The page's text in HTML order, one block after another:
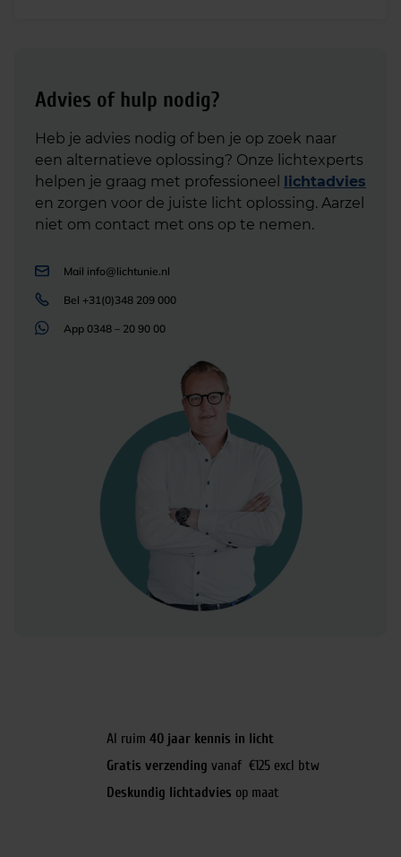
Advies of hulp nodig?
Heb je advies nodig of ben je op zoek naar
een alternatieve oplossing? Onze lichtexperts
helpen je graag met professioneel lichtadvies
en zorgen voor de juiste licht oplossing. Aarzel
niet om contact met ons op te nemen.
Mail info@lichtunie.nl
Bel +31(0)348 209 000
App 0348 – 20 90 00
Al ruim 40 jaar kennis in licht
Gratis verzending vanaf €125 excl btw
Deskundig lichtadvies op maat